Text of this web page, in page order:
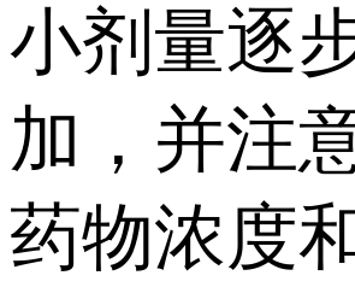
小剂量逐
加，并注
药物浓度